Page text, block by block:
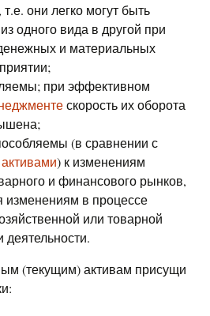
они легко могут быть
одного вида в другой при
и материальных
при эффективном
скорость их оборота
(в сравнении с
) к изменениям
и финансового рынков,
изменениям в процессе
или товарной
(текущим) активам присущи